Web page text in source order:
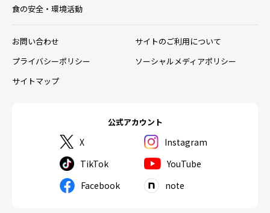
公式アカウント
X
Instagram
TikTok
YouTube
Facebook
note
食の安全・環境活動
お問い合わせ
サイトのご利用について
プライバシーポリシー
ソーシャルメディアポリシー
サイトマップ